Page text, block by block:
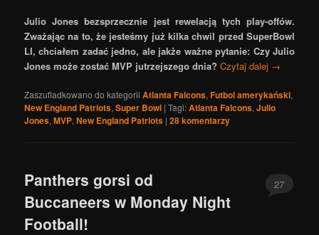
Julio Jones bezsprzecznie jest rewelacją tych play-offów.
Zważając na to, że jesteśmy już kilka chwil przed SuperBowl
LI, chciałem zadać jedno, ale jakże ważne pytanie: Czy Julio
Jones może zostać MVP jutrzejszego dnia? Czytaj dalej →
Zaszufladkowano do kategorii Atlanta Falcons,Futbol amerykański,
New England Patriots,Super Bowl |Tagi:Atlanta Falcons,Julio
Jones,MVP,New England Patriots |28komentarzy
Panthers gorsi od
Buccaneers w Monday Night
Football!
27